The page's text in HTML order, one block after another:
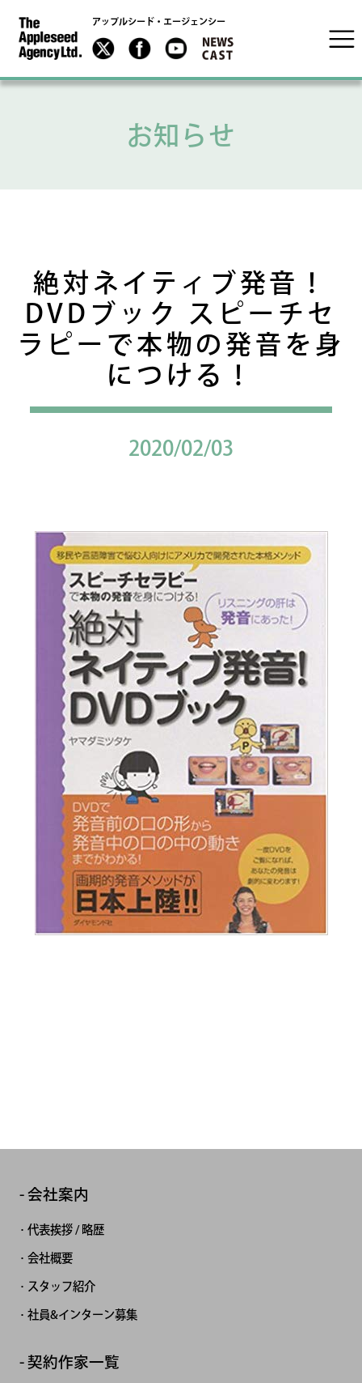
アップルシード・エージェンシー
お知らせ
絶対ネイティブ発音！
DVDブック スピーチセ
ラピーで本物の発音を身
につける！
2020/02/03
会社案内
代表挨拶 / 略歴
会社概要
スタッフ紹介
社員&インターン募集
契約作家一覧